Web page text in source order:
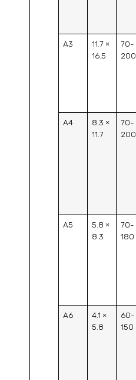
A3
11.7 ×
16.5
70-
200
A4
8.3 ×
11.7
70-
200
A5
5.8 ×
8.3
70-
180
A6
4.1 ×
5.8
60-
150